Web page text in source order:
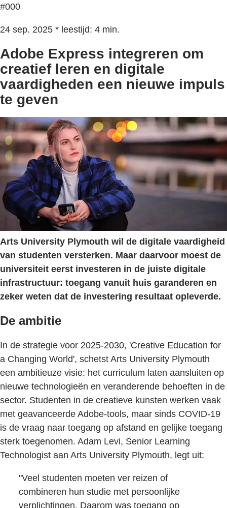
#000
24 sep. 2025 * leestijd: 4 min.
Adobe Express integreren om
creatief leren en digitale
vaardigheden een nieuwe impuls
te geven
Arts University Plymouth wil de digitale vaardigheid
van studenten versterken. Maar daarvoor moest de
universiteit eerst investeren in de juiste digitale
infrastructuur: toegang vanuit huis garanderen en
zeker weten dat de investering resultaat opleverde.
De ambitie
In de strategie voor 2025-2030, 'Creative Education for
a Changing World', schetst Arts University Plymouth
een ambitieuze visie: het curriculum laten aansluiten op
nieuwe technologieën en veranderende behoeften in de
sector. Studenten in de creatieve kunsten werken vaak
met geavanceerde Adobe-tools, maar sinds COVID-19
is de vraag naar toegang op afstand en gelijke toegang
sterk toegenomen. Adam Levi, Senior Learning
Technologist aan Arts University Plymouth, legt uit:
"Veel studenten moeten ver reizen of
combineren hun studie met persoonlijke
verplichtingen. Daarom was toegang op